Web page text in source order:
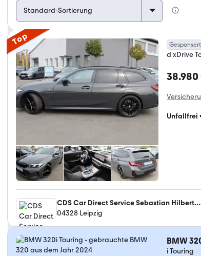
Top Gesponsert
d xDrive
Unfallfrei
CDS Car Direct Service Sebastian Hilbert Automobile
04328 Leipzig
BMW
i Touring